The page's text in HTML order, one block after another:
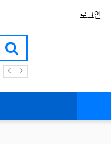
로그인
마 스킨